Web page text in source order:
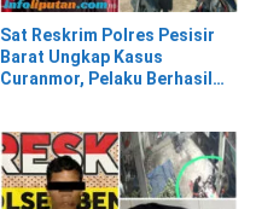
Sat Reskrim Polres Pesisir
Barat Ungkap Kasus
Curanmor, Pelaku Berhasil